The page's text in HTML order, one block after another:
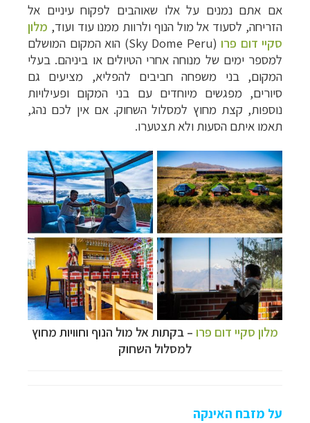
אם אתם נמנים על אלו שאוהבים לפקוח עיניים אל
הזריחה, לסעוד אל מול הנוף ולרוות ממנו עוד ועוד, מלון
סקיי דום פרו
(Sky Dome Peru) הוא המקום המושלם
למספר ימים של מנוחה אחרי הטיולים או ביניהם. בעלי
המקום, בני משפחה חביבים להפליא, מציעים גם
סיורים, מפגשים מיוחדים עם בני המקום ופעילויות
נוספות, קצת מחוץ למסלול השחוק. אם אין לכם נהג,
תאמו איתם הסעות ולא תצטערו.
מלון סקיי דום פרו – בקתות אל מול הנוף וחוויות מחוץ
למסלול השחוק
על מזבח האינקה